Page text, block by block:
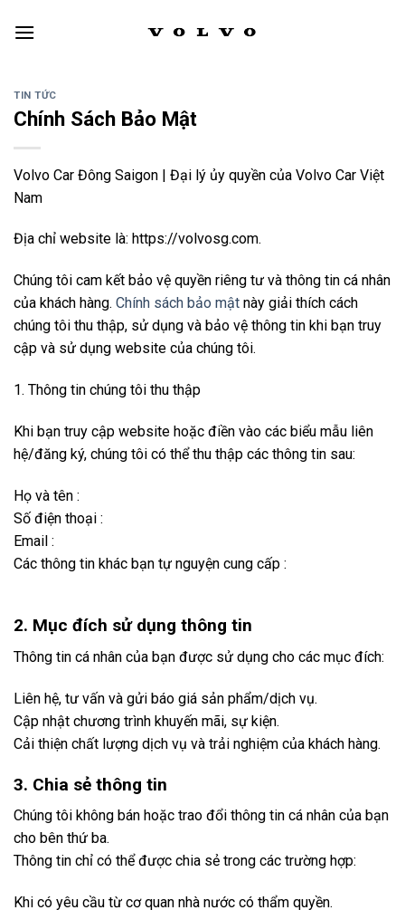
TIN TỨC
Chính Sách Bảo Mật
Volvo Car Đông Saigon | Đại lý ủy quyền của Volvo Car Việt
Nam
Địa chỉ website là: https://volvosg.com.
Chúng tôi cam kết bảo vệ quyền riêng tư và thông tin cá nhân
của khách hàng. Chính sách bảo mật này giải thích cách
chúng tôi thu thập, sử dụng và bảo vệ thông tin khi bạn truy
cập và sử dụng website của chúng tôi.
1. Thông tin chúng tôi thu thập
Khi bạn truy cập website hoặc điền vào các biểu mẫu liên
hệ/đăng ký, chúng tôi có thể thu thập các thông tin sau:
Họ và tên :
Số điện thoại :
Email :
Các thông tin khác bạn tự nguyện cung cấp :
2. Mục đích sử dụng thông tin
Thông tin cá nhân của bạn được sử dụng cho các mục đích:
Liên hệ, tư vấn và gửi báo giá sản phẩm/dịch vụ.
Cập nhật chương trình khuyến mãi, sự kiện.
Cải thiện chất lượng dịch vụ và trải nghiệm của khách hàng.
3. Chia sẻ thông tin
Chúng tôi không bán hoặc trao đổi thông tin cá nhân của bạn
cho bên thứ ba.
Thông tin chỉ có thể được chia sẻ trong các trường hợp:
Khi có yêu cầu từ cơ quan nhà nước có thẩm quyền.